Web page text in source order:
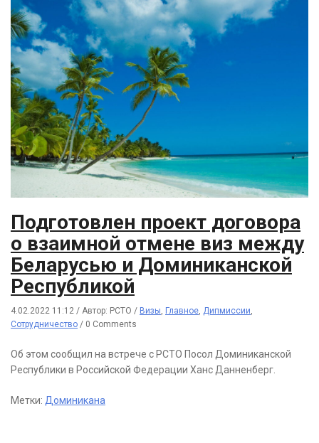
Подготовлен проект договора
о взаимной отмене виз между
Беларусью и Доминиканской
Республикой
4.02.2022 11:12 / Автор: РСТО / Визы Главное Дипмиссии
Сотрудничество / 0 Comments
Об этом сообщил на встрече с РСТО Посол Доминиканской
Республики в Российской Федерации Ханс Данненберг.
Метки: Доминикана